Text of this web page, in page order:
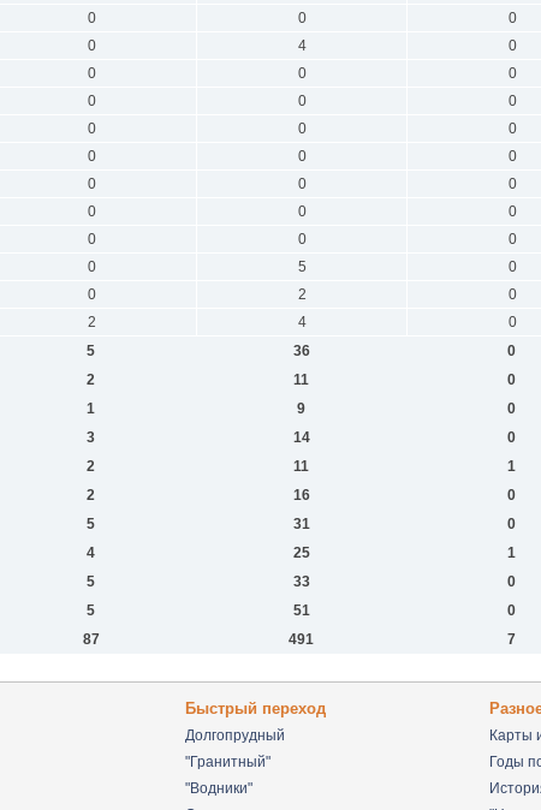
0 0 0
0 4 0
0 0 0
0 0 0
0 0 0
0 0 0
0 0 0
0 0 0
0 0 0
0 5 0
0 2 0
2 4 0
5 36 0
2 11 0
1 9 0
3 14 0
2 11 1
2 16 0
5 31 0
4 25 1
5 33 0
5 51 0
87 491 7
Быстрый переход
Долгопрудный
Карты
"Гранитный"
Годы
"Водники"